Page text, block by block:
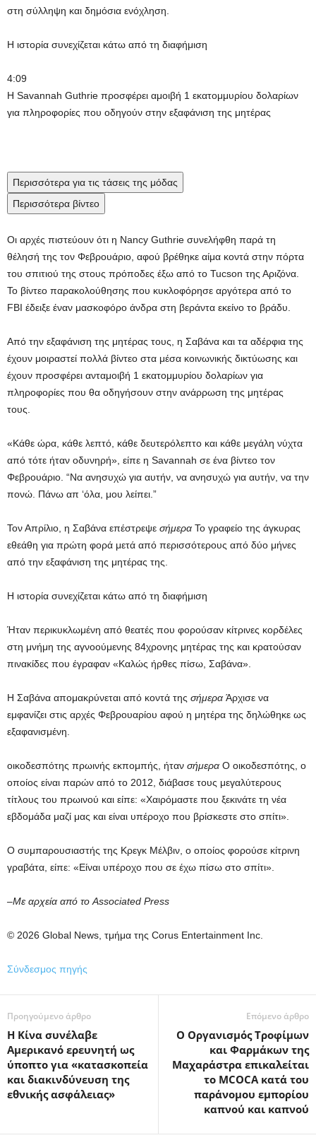
στη σύλληψη και δημόσια ενόχληση.
Η ιστορία συνεχίζεται κάτω από τη διαφήμιση
4:09
Η Savannah Guthrie προσφέρει αμοιβή 1 εκατομμυρίου δολαρίων
για πληροφορίες που οδηγούν στην εξαφάνιση της μητέρας
Περισσότερα για τις τάσεις της μόδας
Περισσότερα βίντεο
Οι αρχές πιστεύουν ότι η Nancy Guthrie συνελήφθη παρά τη
θέλησή της τον Φεβρουάριο, αφού βρέθηκε αίμα κοντά στην πόρτα
του σπιτιού της στους πρόποδες έξω από το Tucson της Αριζόνα.
Το βίντεο παρακολούθησης που κυκλοφόρησε αργότερα από το
FBI έδειξε έναν μασκοφόρο άνδρα στη βεράντα εκείνο το βράδυ.
Από την εξαφάνιση της μητέρας τους, η Σαβάνα και τα αδέρφια της
έχουν μοιραστεί πολλά βίντεο στα μέσα κοινωνικής δικτύωσης και
έχουν προσφέρει ανταμοιβή 1 εκατομμυρίου δολαρίων για
πληροφορίες που θα οδηγήσουν στην ανάρρωση της μητέρας
τους.
«Κάθε ώρα, κάθε λεπτό, κάθε δευτερόλεπτο και κάθε μεγάλη νύχτα
από τότε ήταν οδυνηρή», είπε η Savannah σε ένα βίντεο τον
Φεβρουάριο. “Να ανησυχώ για αυτήν, να ανησυχώ για αυτήν, να την
πονώ. Πάνω απ ‘όλα, μου λείπει.”
Τον Απρίλιο, η Σαβάνα επέστρεψε σήμερα Το γραφείο της άγκυρας
εθεάθη για πρώτη φορά μετά από περισσότερους από δύο μήνες
από την εξαφάνιση της μητέρας της.
Η ιστορία συνεχίζεται κάτω από τη διαφήμιση
Ήταν περικυκλωμένη από θεατές που φορούσαν κίτρινες κορδέλες
στη μνήμη της αγνοούμενης 84χρονης μητέρας της και κρατούσαν
πινακίδες που έγραφαν «Καλώς ήρθες πίσω, Σαβάνα».
Η Σαβάνα απομακρύνεται από κοντά της σήμερα Άρχισε να
εμφανίζει στις αρχές Φεβρουαρίου αφού η μητέρα της δηλώθηκε ως
εξαφανισμένη.
οικοδεσπότης πρωινής εκπομπής, ήταν σήμερα Ο οικοδεσπότης, ο
οποίος είναι παρών από το 2012, διάβασε τους μεγαλύτερους
τίτλους του πρωινού και είπε: «Χαιρόμαστε που ξεκινάτε τη νέα
εβδομάδα μαζί μας και είναι υπέροχο που βρίσκεστε στο σπίτι».
Ο συμπαρουσιαστής της Κρεγκ Μέλβιν, ο οποίος φορούσε κίτρινη
γραβάτα, είπε: «Είναι υπέροχο που σε έχω πίσω στο σπίτι».
–Με αρχεία από το Associated Press
© 2026 Global News, τμήμα της Corus Entertainment Inc.
Σύνδεσμος πηγής
Προηγούμενο άρθρο
Η Κίνα συνέλαβε
Αμερικανό ερευνητή ως
ύποπτο για «κατασκοπεία
και διακινδύνευση της
εθνικής ασφάλειας»
Επόμενο άρθρο
Ο Οργανισμός Τροφίμων
και Φαρμάκων της
Μαχαράστρα επικαλείται
το MCOCA κατά του
παράνομου εμπορίου
καπνού και καπνού